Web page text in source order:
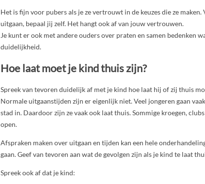
Het is fijn voor pubers als je ze vertrouwt in de keuzes die ze
uitgaan, bepaal jij zelf. Het hangt ook af van jouw vertrouwen.
Je kunt er ook met andere ouders over praten en samen bedenken
duidelijkheid.
Hoe laat moet je kind thuis zijn?
Spreek van tevoren duidelijk af met je kind hoe laat hij of zij thuis
Normale uitgaanstijden zijn er eigenlijk niet. Veel jongeren gaan
stad in. Daardoor zijn ze vaak ook laat thuis. Sommige kroegen,
open.
Afspraken maken over uitgaan en tijden kan een hele
gaan. Geef van tevoren aan wat de gevolgen zijn als je kind te laat
Spreek ook af dat je kind: